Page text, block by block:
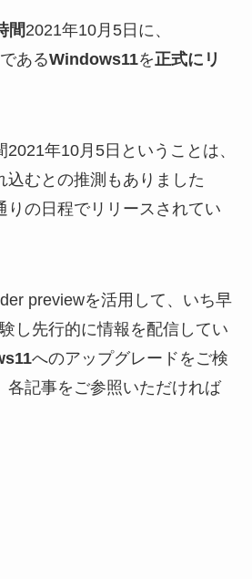
間2021年10月5日に、
あるWindows11を正式にリ
年10月5日ということは、
込むとの推測もありました
りの日程でリリースされてい
previewを活用して、いち早
し先行的に情報を配信してい
へのアップグレードをご検
各記事をご参照いただければ